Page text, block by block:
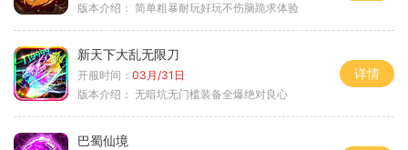
版本介绍： 简单粗暴耐玩好玩不伤脑跪求体验
新天下大乱无限刀
开服时间： 03月/31日
版本介绍： 无暗坑无门槛装备全爆绝对良心
详情
巴蜀仙境